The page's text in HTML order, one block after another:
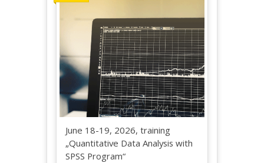
June 18-19, 2026, training
„Quantitative Data Analysis with
SPSS Program“